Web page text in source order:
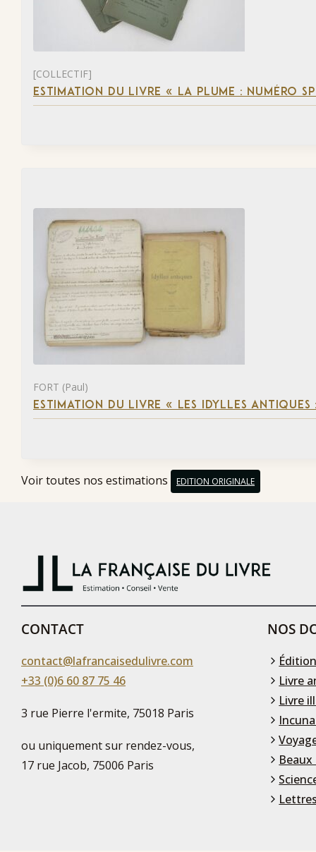
[COLLECTIF]
ESTIMATION DU LIVRE « LA PLUME : NUMÉRO
FORT (Paul)
ESTIMATION DU LIVRE « LES IDYLLES
Voir toutes nos estimations EDITION ORIGINALE
CONTACT
contact@lafrancaisedulivre.com
+33 (0)6 60 87 75 46
3 rue Pierre l'ermite, 75018 Paris
ou uniquement sur rendez-vous,
17 rue Jacob, 75006 Paris
NOS
Livre
Livre